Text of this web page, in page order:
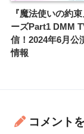
『魔法使いの約
ーズPart1 DMM
信！2024年6月公
情報
コメント